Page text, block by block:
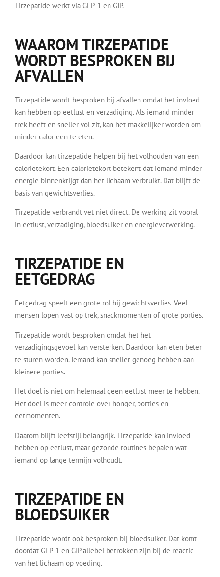
Tirzepatide werkt via GLP-1 en GIP.
WAAROM TIRZEPATIDE
WORDT BESPROKEN BIJ
AFVALLEN
Tirzepatide wordt besproken bij afvallen omdat het invloed
kan hebben op eetlust en verzadiging. Als iemand minder
trek heeft en sneller vol zit, kan het makkelijker worden om
minder calorieën te eten.
Daardoor kan tirzepatide helpen bij het volhouden van een
calorietekort. Een calorietekort betekent dat iemand minder
energie binnenkrijgt dan het lichaam verbruikt. Dat blijft de
basis van gewichtsverlies.
Tirzepatide verbrandt vet niet direct. De werking zit vooral
in eetlust, verzadiging, bloedsuiker en energieverwerking.
TIRZEPATIDE EN
EETGEDRAG
Eetgedrag speelt een grote rol bij gewichtsverlies. Veel
mensen lopen vast op trek, snackmomenten of grote porties.
Tirzepatide wordt besproken omdat het het
verzadigingsgevoel kan versterken. Daardoor kan eten beter
te sturen worden. Iemand kan sneller genoeg hebben aan
kleinere porties.
Het doel is niet om helemaal geen eetlust meer te hebben.
Het doel is meer controle over honger, porties en
eetmomenten.
Daarom blijft leefstijl belangrijk. Tirzepatide kan invloed
hebben op eetlust, maar gezonde routines bepalen wat
iemand op lange termijn volhoudt.
TIRZEPATIDE EN
BLOEDSUIKER
Tirzepatide wordt ook besproken bij bloedsuiker. Dat komt
doordat GLP-1 en GIP allebei betrokken zijn bij de reactie
van het lichaam op voeding.